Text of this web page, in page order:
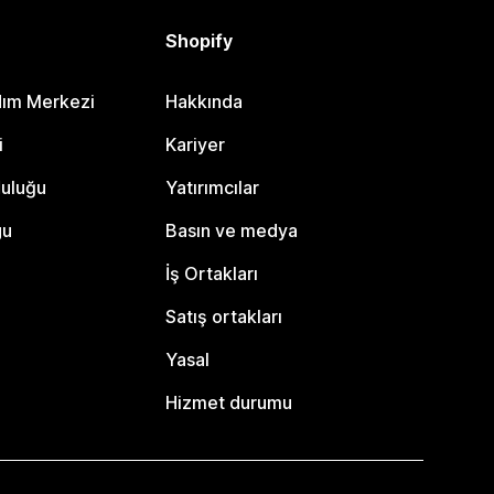
Merkezi
Shopify
Hakkında
Kariyer
Yatırımcılar
Basın ve medya
İş Ortakları
Satış ortakları
Yasal
Hizmet durumu